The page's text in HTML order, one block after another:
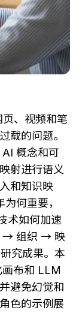
、视频和笔
载的问题。
概念和可
射进行语义
和知识映
何重要，
术如何加速
→ 组织 → 映
究成果。本
画布和 LLM
避免幻觉和
色的示例展